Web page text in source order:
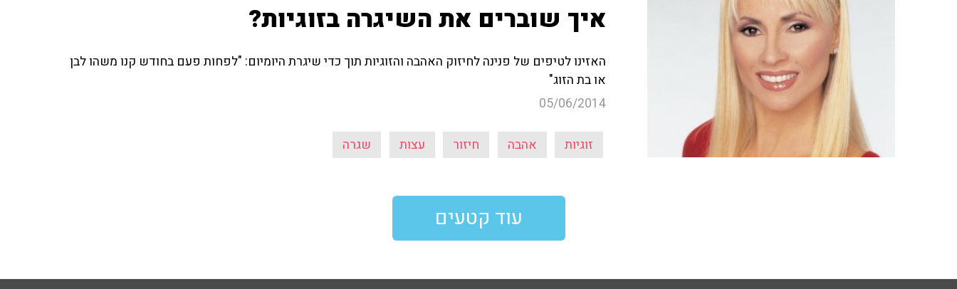
איך שוברים את השיגרה בזוגיות?
האזינו לטיפים של פנינה לחיזוק האהבה והזוגיות תוך כדי שיגרת היומיום: "לפחות פעם בחודש קנו משהו לבן
או בת הזוג"
05/06/2014
זוגיות אהבה חיזור עצות שגרה
עוד קטעים